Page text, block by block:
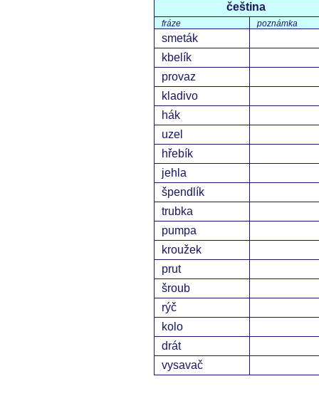
čeština
fráze poznámka
smeták
kbelík
provaz
kladivo
hák
uzel
hřebík
jehla
špendlík
trubka
pumpa
kroužek
prut
šroub
rýč
kolo
drát
vysavač